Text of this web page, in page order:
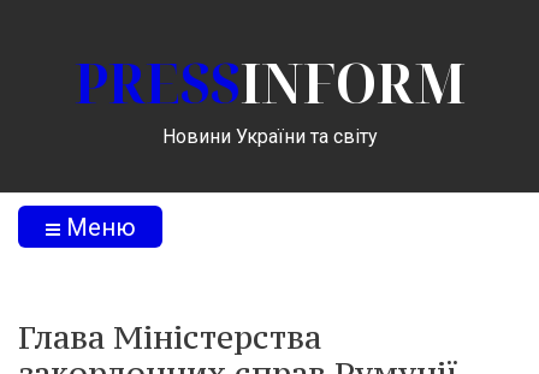
PRESSINFORM
Новини України та світу
Меню
Глава Міністерства